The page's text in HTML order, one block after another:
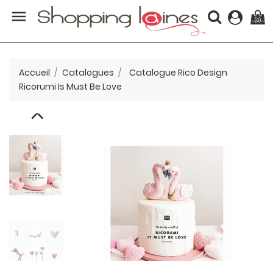
 (0)
Accueil Catalogues
Catalogue Rico Design
Ricorumi Is Must Be Love